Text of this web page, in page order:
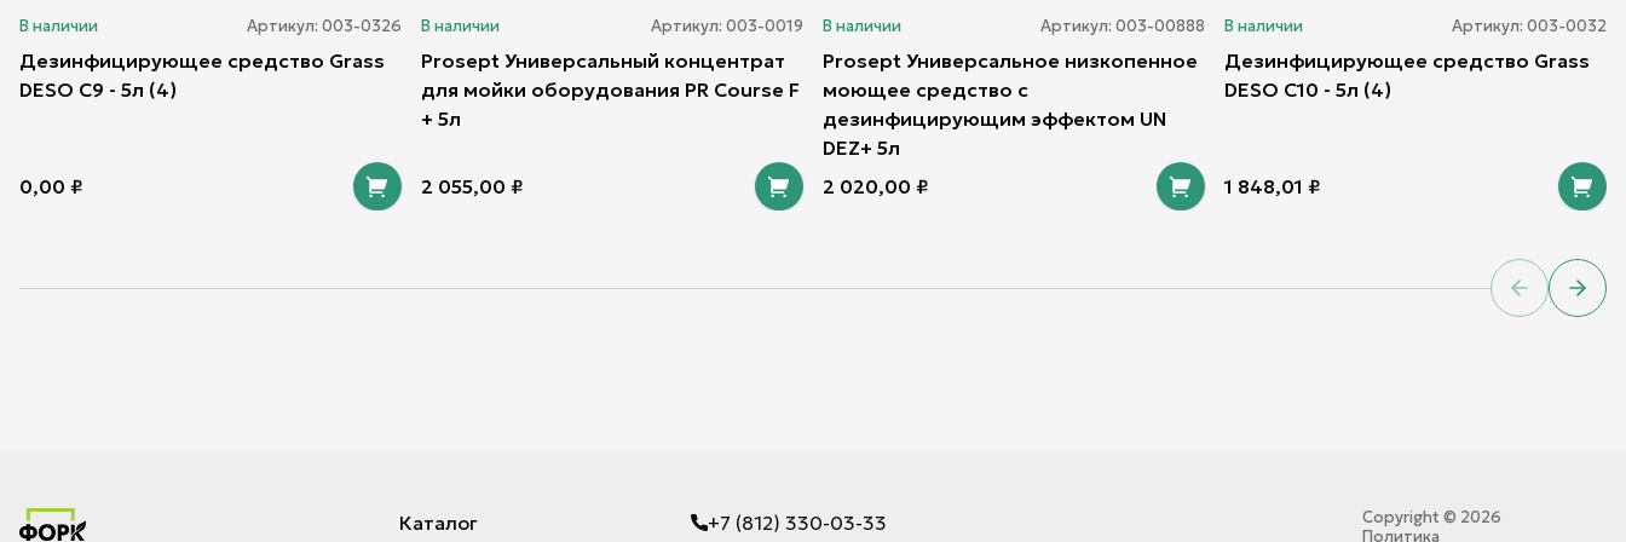
В наличии Артикул: 003-0326
Дезинфицирующее средство Grass
DESO C9 - 5л (4)
0,00 ₽
В наличии Артикул: 003-0019
Prosept Универсальный концентрат
для мойки оборудования PR Course F
+ 5л
2 055,00 ₽
В наличии Артикул: 003-00888
Prosept Универсальное низкопенное
моющее средство с
дезинфицирующим эффектом UN
DEZ+ 5л
2 020,00 ₽
В наличии Артикул: 003-0032
Дезинфицирующее средство Grass
DESO C10 - 5л (4)
1 848,01 ₽
Previous
Next
Каталог
+7 (812) 330-03-33
Copyright © 2026
Политика